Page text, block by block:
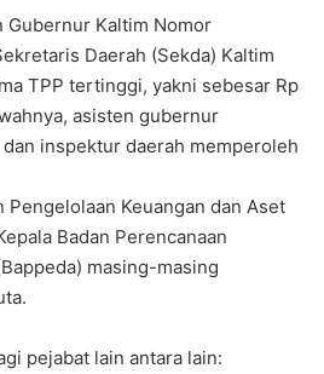
Gubernur Kaltim Nomor
Daerah (Sekda) Kaltim
TPP tertinggi, yakni sebesar Rp
asisten gubernur
inspektur daerah memperoleh
Pengelolaan Keuangan dan Aset
Badan Perencanaan
masing-masing
pejabat lain antara lain: